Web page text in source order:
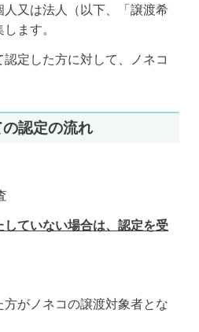
人又は法人（以下、「譲渡希
ます。
定した方に対して、ノネコ
認定の流れ
ていない場合は、認定を受
がノネコの譲渡対象者とな